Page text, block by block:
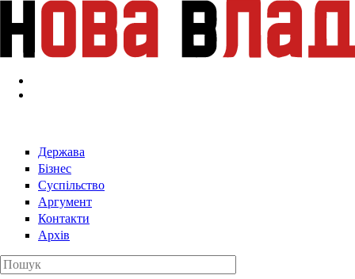
Перейти к основному содержанию
Держава
Бізнес
Суспільство
Аргумент
Контакти
Архів